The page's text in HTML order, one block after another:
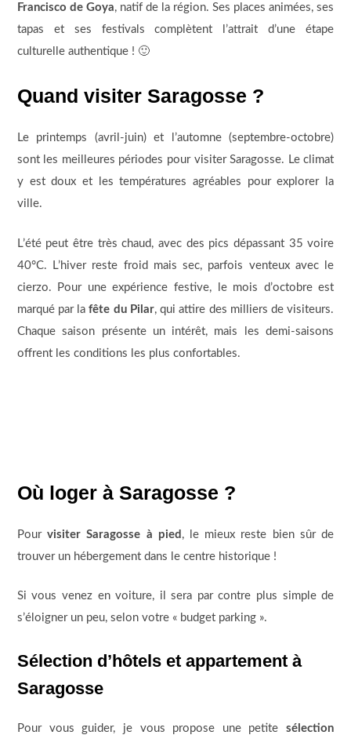
Francisco de Goya, natif de la région. Ses places animées, ses
tapas et ses festivals complètent l’attrait d’une étape
culturelle authentique ! 🙂
Quand visiter Saragosse ?
Le printemps (avril-juin) et l’automne (septembre-octobre)
sont les meilleures périodes pour visiter Saragosse. Le climat
y est doux et les températures agréables pour explorer la
ville.
L’été peut être très chaud, avec des pics dépassant 35 voire
40°C. L’hiver reste froid mais sec, parfois venteux avec le
cierzo. Pour une expérience festive, le mois d’octobre est
marqué par lafête du Pilar, qui attire des milliers de visiteurs.
Chaque saison présente un intérêt, mais les demi-saisons
offrent les conditions les plus confortables.
Où loger à Saragosse ?
Pourvisiter Saragosse à pied , le mieux reste bien sûr de
trouver un hébergement dans le centre historique !
Si vous venez en voiture, il sera par contre plus simple de
s’éloigner un peu, selon votre « budget parking ».
Sélection d’hôtels et appartement à
Saragosse
Pour vous guider, je vous propose une petitesélection